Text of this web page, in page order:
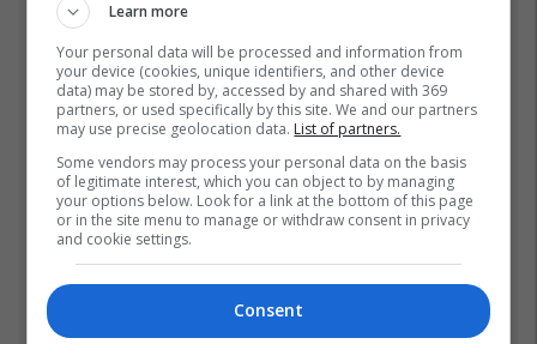
së
30/07/2026
Pesë ditë pas marrjes së
detyrës, shefi i ri i ushtrisë
ukrainase urdhëron
kontroll të madh
26/07/2026
Buzukja u përball me thirrje
Learn more
Your personal data will be processed and information from
your device (cookies, unique identifiers, and other device
data) may be stored by, accessed by and shared with 369
partners, or used specifically by this site. We and our partners
may use precise geolocation data. List of partners.
Some vendors may process your personal data on the basis
of legitimate interest, which you can object to by managing
your options below. Look for a link at the bottom of this page
or in the site menu to manage or withdraw consent in privacy
and cookie settings.
Consent